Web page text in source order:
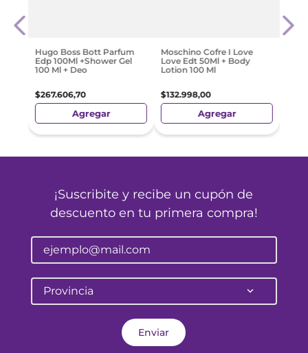
Hugo Boss Bott Parfum
Edp 100Ml +Shower Gel
100 Ml + Deo
$267.606,70
Agregar
Moschino Cofre I Love
Love Edt 50Ml + Body
Lotion 100 Ml
$132.998,00
Agregar
¡Suscribite y recibe un cupón de
descuento en tu primera compra!
Provincia
Enviar